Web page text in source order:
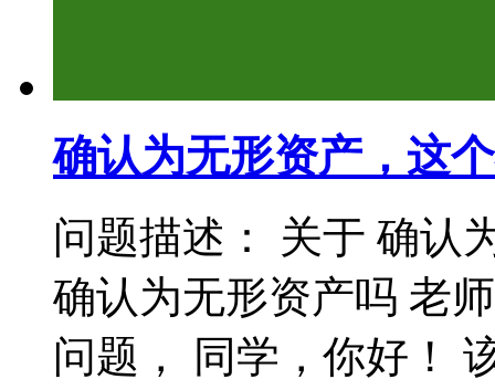
确认为无形资产，这
问题描述： 关于 确认
确认为无形资产吗 老
问题， 同学，你好！